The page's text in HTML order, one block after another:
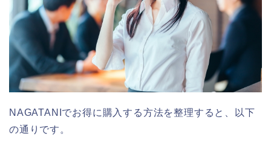
NAGATANIでお得に購入する方法を整理すると、以下
の通りです。